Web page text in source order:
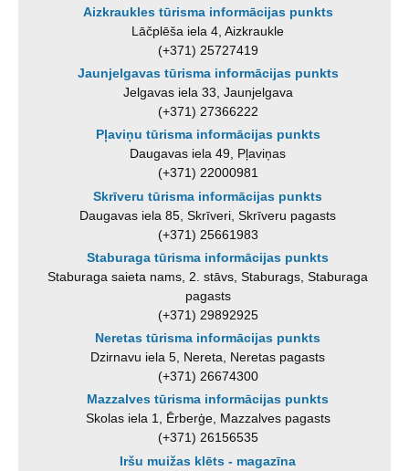
Aizkraukles tūrisma informācijas punkts
Lāčplēša iela 4, Aizkraukle
(+371) 25727419
Jaunjelgavas tūrisma informācijas punkts
Jelgavas iela 33, Jaunjelgava
(+371) 27366222
Pļaviņu tūrisma informācijas punkts
Daugavas iela 49, Pļaviņas
(+371) 22000981
Skrīveru tūrisma informācijas punkts
Daugavas iela 85, Skrīveri, Skrīveru pagasts
(+371) 25661983
Staburaga tūrisma informācijas punkts
Staburaga saieta nams, 2. stāvs, Staburags, Staburaga
pagasts
(+371) 29892925
Neretas tūrisma informācijas punkts
Dzirnavu iela 5, Nereta, Neretas pagasts
(+371) 26674300
Mazzalves tūrisma informācijas punkts
Skolas iela 1, Ērberģe, Mazzalves pagasts
(+371) 26156535
Iršu muižas klēts - magazīna